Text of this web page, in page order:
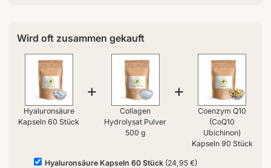
Wird oft zusammen gekauft
Hyaluronsäure
Kapseln 60 Stück
+
Collagen
Hydrolysat Pulver
500 g
+
Coenzym Q10
(CoQ10
Ubichinon)
Kapseln 90 Stück
Hyaluronsäure Kapseln 60 Stück(24,95 €)